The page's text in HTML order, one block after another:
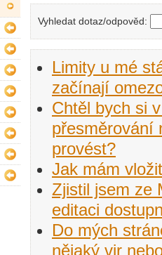
Vyhledat dotaz/odpověd:
Limity u mé
začínají
Chtěl bych si
přesměrování
provést?
Jak mám
Zjistil jsem ze
editaci
Do mých
nějaký vir